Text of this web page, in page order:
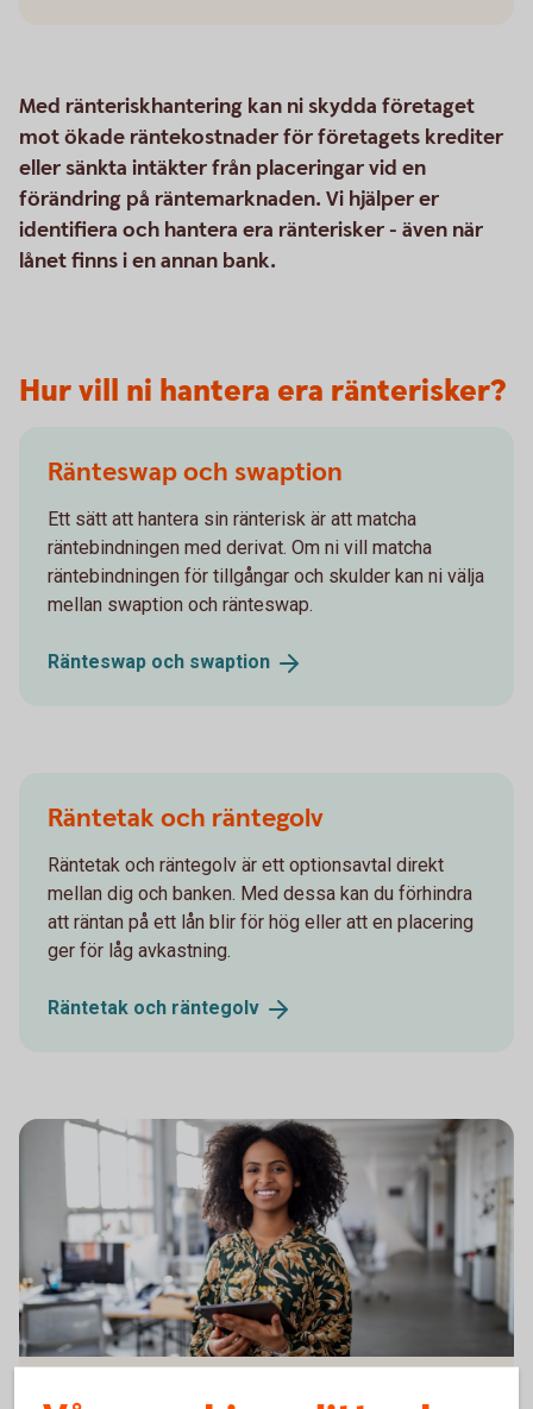
Med ränteriskhantering kan ni skydda företaget
mot ökade räntekostnader för företagets krediter
eller sänkta intäkter från placeringar vid en
förändring på räntemarknaden. Vi hjälper er
identifiera och hantera era ränterisker - även när
lånet finns i en annan bank.
Hur vill ni hantera era ränterisker?
Ränteswap och swaption
Ett sätt att hantera sin ränterisk är att matcha
räntebindningen med derivat. Om ni vill matcha
räntebindningen för tillgångar och skulder kan ni välja
mellan swaption och ränteswap.
Ränteswap och swaption
Räntetak och räntegolv
Räntetak och räntegolv är ett optionsavtal direkt
mellan dig och banken. Med dessa kan du förhindra
att räntan på ett lån blir för hög eller att en placering
ger för låg avkastning.
Räntetak och räntegolv